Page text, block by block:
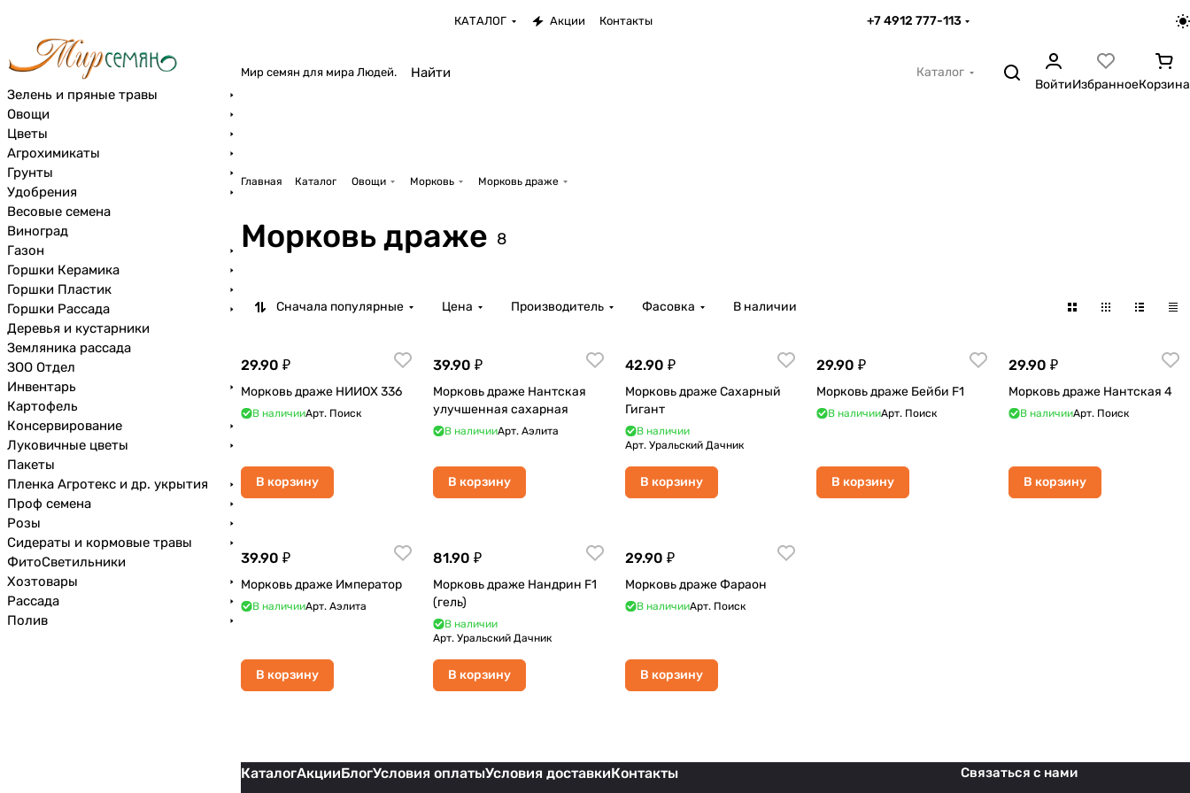
КАТАЛОГ Акции Контакты +7 4912 777-113
Мир семян для мира Людей.
Каталог
ВойтиИзбранноеКорзина
Главная Каталог Овощи Морковь Морковь драже
Морковь драже 8
Сначала популярные Цена Производитель Фасовка В наличии
29.90 ₽
Морковь драже НИИОХ 336
В наличииАрт. Поиск
В корзину
39.90 ₽
Морковь драже Нантская
улучшенная сахарная
В наличииАрт. Аэлита
В корзину
42.90 ₽
Морковь драже Сахарный
Гигант
В наличии
Арт. Уральский Дачник
В корзину
29.90 ₽
Морковь драже Бейби F1
В наличииАрт. Поиск
В корзину
29.90 ₽
Морковь драже Нантская 4
В наличииАрт. Поиск
В корзину
39.90 ₽
Морковь драже Император
В наличииАрт. Аэлита
В корзину
81.90 ₽
Морковь драже Нандрин F1
(гель)
В наличии
Арт. Уральский Дачник
В корзину
29.90 ₽
Морковь драже Фараон
В наличииАрт. Поиск
В корзину
КаталогАкцииБлогУсловия оплатыУсловия доставкиКонтакты Связаться с нами
Зелень и пряные травы
Овощи
Цветы
Агрохимикаты
Грунты
Удобрения
Весовые семена
Виноград
Газон
Горшки Керамика
Горшки Пластик
Горшки Рассада
Деревья и кустарники
Земляника рассада
ЗОО Отдел
Инвентарь
Картофель
Консервирование
Луковичные цветы
Пакеты
Пленка Агротекс и др. укрытия
Проф семена
Розы
Сидераты и кормовые травы
ФитоСветильники
Хозтовары
Рассада
Полив